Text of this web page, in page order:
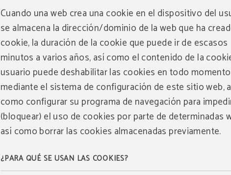
Cuando una web crea una cookie en el dispositivo del
se almacena la dirección/dominio de la web que ha
cookie, la duración de la cookie que puede ir de escasos
minutos a varios años, así como el contenido de la
usuario puede deshabilitar las cookies en todo momento
mediante el sistema de configuración de este sitio web,
como configurar su programa de navegación para
(bloquear) el uso de cookies por parte de determinadas
así como borrar las cookies almacenadas previamente.
¿PARA QUÉ SE USAN LAS COOKIES?